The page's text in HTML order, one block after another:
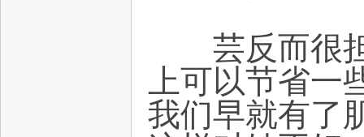
芸反而很担
上可以节省
我们早就有了